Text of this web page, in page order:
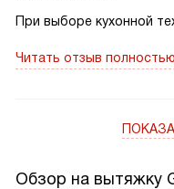
При выборе кухонной
критерии были
оказалась очень
Читать отзыв полностью
Обзор на вытяжку